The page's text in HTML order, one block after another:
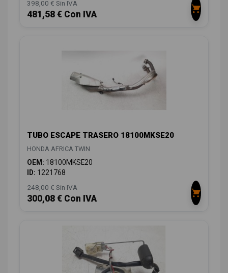
398,00 € Sin IVA
481,58 € Con IVA
TUBO ESCAPE TRASERO 18100MKSE20
HONDA AFRICA TWIN
OEM: 18100MKSE20
ID: 1221768
248,00 € Sin IVA
300,08 € Con IVA